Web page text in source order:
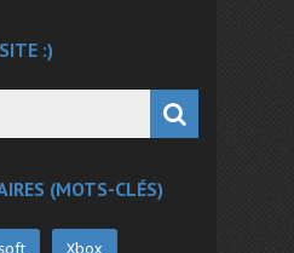
:)
(MOTS-CLÉS)
Xbox